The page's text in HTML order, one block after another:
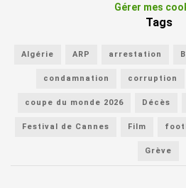
Gérer mes
Tags
Algérie ARP arrestation
condamnation corruption
coupe du monde 2026 Décès
Festival de Cannes Film
Grève